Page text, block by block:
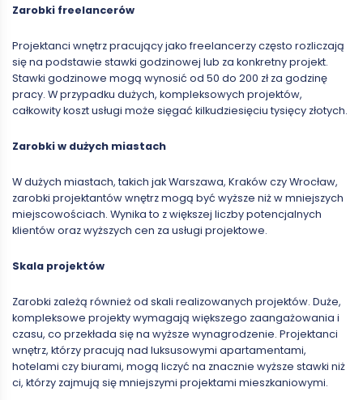
Zarobki freelancerów
Projektanci wnętrz pracujący jako freelancerzy często rozliczają
się na podstawie stawki godzinowej lub za konkretny projekt.
Stawki godzinowe mogą wynosić od 50 do 200 zł za godzinę
pracy. W przypadku dużych, kompleksowych projektów,
całkowity koszt usługi może sięgać kilkudziesięciu tysięcy złotych.
Zarobki w dużych miastach
W dużych miastach, takich jak Warszawa, Kraków czy Wrocław,
zarobki projektantów wnętrz mogą być wyższe niż w mniejszych
miejscowościach. Wynika to z większej liczby potencjalnych
klientów oraz wyższych cen za usługi projektowe.
Skala projektów
Zarobki zależą również od skali realizowanych projektów. Duże,
kompleksowe projekty wymagają większego zaangażowania i
czasu, co przekłada się na wyższe wynagrodzenie. Projektanci
wnętrz, którzy pracują nad luksusowymi apartamentami,
hotelami czy biurami, mogą liczyć na znacznie wyższe stawki niż
ci, którzy zajmują się mniejszymi projektami mieszkaniowymi.